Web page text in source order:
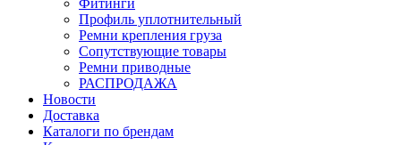
Фитинги
Профиль уплотнительный
Ремни крепления груза
Сопутствующие товары
Ремни приводные
РАСПРОДАЖА
Новости
Доставка
Каталоги по брендам